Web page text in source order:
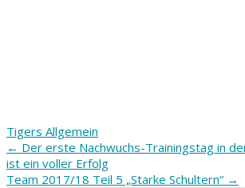
Tigers Allgemein
Post
navigation
← Der erste Nachwuchs-Trainingstag in
ist ein voller Erfolg
Team 2017/18 Teil 5 „Starke Schultern“ →